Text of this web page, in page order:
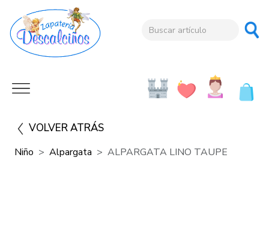
VOLVER ATRÁS
Niño Alpargata ALPARGATA LINO TAUPE